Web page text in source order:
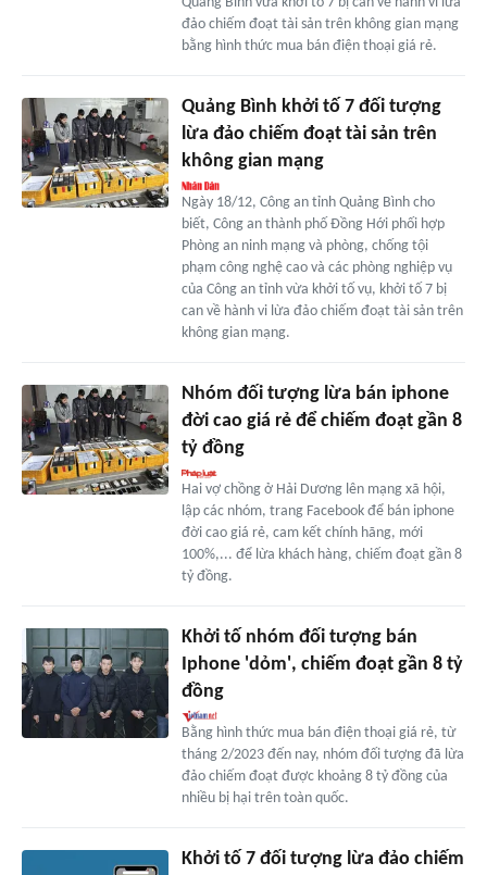
đảo chiếm đoạt tài sản trên không gian mạng
bằng hình thức mua bán điện thoại giá rẻ.
Quảng Bình khởi tố 7 đối tượng
lừa đảo chiếm đoạt tài sản trên
không gian mạng
Ngày 18/12, Công an tỉnh Quảng Bình cho
biết, Công an thành phố Đồng Hới phối hợp
Phòng an ninh mạng và phòng, chống tội
phạm công nghệ cao và các phòng nghiệp vụ
của Công an tỉnh vừa khởi tố vụ, khởi tố 7 bị
can về hành vi lừa đảo chiếm đoạt tài sản trên
không gian mạng.
Nhóm đối tượng lừa bán iphone
đời cao giá rẻ để chiếm đoạt gần 8
tỷ đồng
Hai vợ chồng ở Hải Dương lên mạng xã hội,
lập các nhóm, trang Facebook để bán iphone
đời cao giá rẻ, cam kết chính hãng, mới
100%,... để lừa khách hàng, chiếm đoạt gần 8
tỷ đồng.
Khởi tố nhóm đối tượng bán
Iphone 'dỏm', chiếm đoạt gần 8 tỷ
đồng
Bằng hình thức mua bán điện thoại giá rẻ, từ
tháng 2/2023 đến nay, nhóm đối tượng đã lừa
đảo chiếm đoạt được khoảng 8 tỷ đồng của
nhiều bị hại trên toàn quốc.
Khởi tố 7 đối tượng lừa đảo chiếm